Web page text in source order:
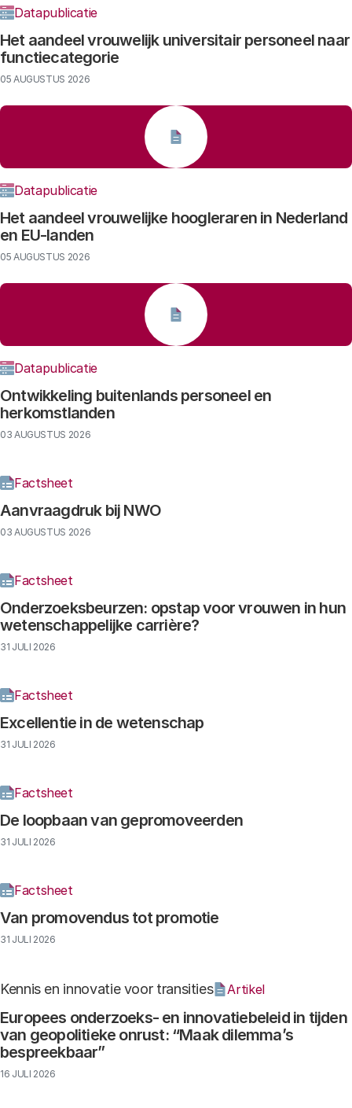
Het aandeel vrouwelijk universitair personeel naar
functiecategorie
Datapublicatie
05 AUGUSTUS 2026
Het aandeel vrouwelijke hoogleraren in Nederland
en EU-landen
Datapublicatie
05 AUGUSTUS 2026
Ontwikkeling buitenlands personeel en
herkomstlanden
Datapublicatie
03 AUGUSTUS 2026
Aanvraagdruk bij NWO
Factsheet
03 AUGUSTUS 2026
Onderzoeksbeurzen: opstap voor vrouwen in hun
wetenschappelijke carrière?
Factsheet
31 JULI 2026
Excellentie in de wetenschap
Factsheet
31 JULI 2026
De loopbaan van gepromoveerden
Factsheet
31 JULI 2026
Van promovendus tot promotie
Factsheet
31 JULI 2026
Europees onderzoeks- en innovatiebeleid in tijden
van geopolitieke onrust: “Maak dilemma’s
bespreekbaar”
Kennis en innovatie voor transities Artikel
16 JULI 2026